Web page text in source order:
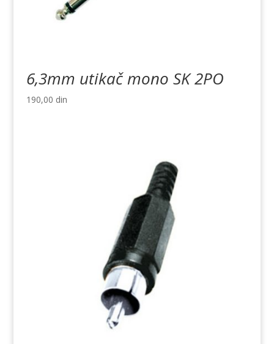
6,3mm utikač mono SK 2PO
190,00 din